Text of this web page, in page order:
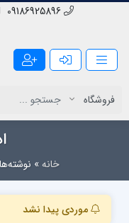
09186925896
خانه»
موردی پیدا نشد